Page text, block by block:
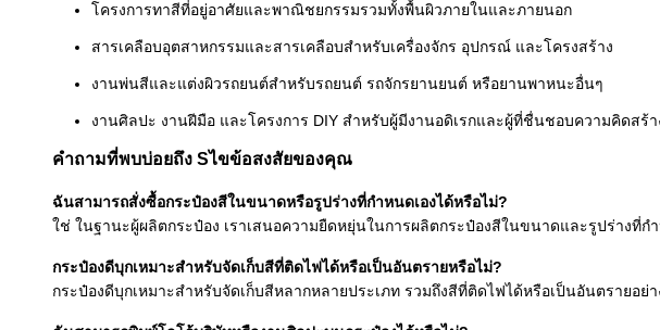
โครงการทาสีที่อยู่อาศัยและพาณิชยกรรมรวมทั้งพื้นผิวภายในและภายนอก
สารเคลือบอุตสาหกรรมและสารเคลือบสำหรับเครื่องจักร อุปกรณ์ และโครงสร้าง
งานพ่นสีและแต่งผิวรถยนต์สำหรับรถยนต์ รถจักรยานยนต์ หรือยานพาหนะอื่นๆ
งานศิลปะ งานฝีมือ และโครงการ DIY สำหรับผู้มีงานอดิเรกและผู้ที่ชื่นชอบความคิดสร้
คำถามที่พบบ่อยถึง Sไขข้อสงสัยของคุณ
ฉันสามารถสั่งซื้อกระป๋องสีในขนาดหรือรูปร่างที่กำหนดเองได้หรือไม่?
ใช่ ในฐานะผู้ผลิตกระป๋อง เราเสนอความยืดหยุ่นในการผลิตกระป๋องสีในขนาดและรูปร่างที่
กระป๋องดีบุกเหมาะสำหรับจัดเก็บสีที่ติดไฟได้หรือเป็นอันตรายหรือไม่?
กระป๋องดีบุกเหมาะสำหรับจัดเก็บสีหลากหลายประเภท รวมถึงสีที่ติดไฟได้หรือเป็นอันตราย